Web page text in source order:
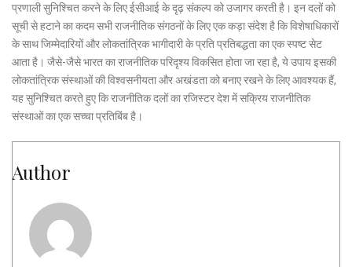
प्रणाली सुनिश्चित करने के लिए ईसीआई के दृढ़ संकल्प को उजागर करती है। इन दलों को
सूची से हटाने का कदम सभी राजनीतिक संगठनों के लिए एक कड़ा संदेश है कि विशेषाधिकारों
के साथ जिम्मेदारियों और लोकतांत्रिक भागीदारी के प्रति प्रतिबद्धता का एक स्पष्ट सेट
आता है। जैसे-जैसे भारत का राजनीतिक परिदृश्य विकसित होता जा रहा है, ये उपाय इसकी
लोकतांत्रिक संस्थाओं की विश्वसनीयता और अखंडता को बनाए रखने के लिए आवश्यक हैं,
यह सुनिश्चित करते हुए कि राजनीतिक दलों का रजिस्टर देश में सक्रिय राजनीतिक
संस्थाओं का एक सच्चा प्रतिबिंब है।
Author